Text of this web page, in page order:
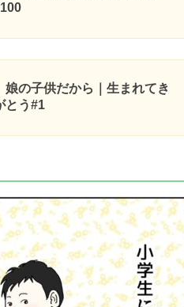
娘の子供だから｜生まれてき
とう#1